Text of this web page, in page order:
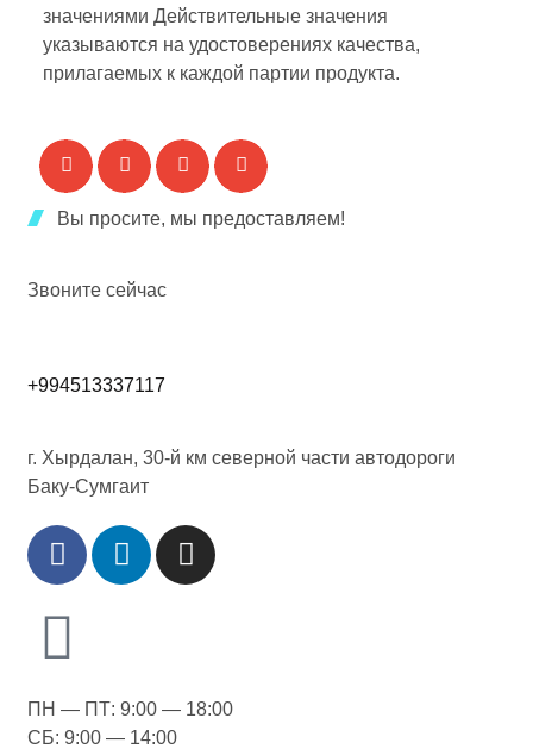
значениями Действительные значения
указываются на удостоверениях качества,
прилагаемых к каждой партии продукта.
Вы просите, мы предоставляем!
Звоните сейчас
+994513337117
г. Хырдалан, 30-й км северной части автодороги
Баку-Сумгаит
ПН — ПТ: 9:00 — 18:00
СБ: 9:00 — 14:00